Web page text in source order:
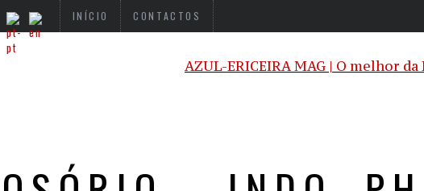
INÍCIO CONTACTOS